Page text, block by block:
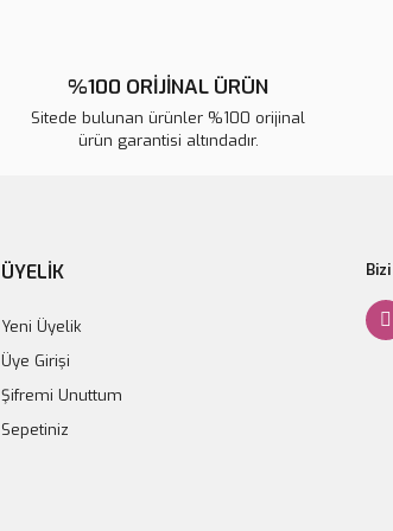
%100 ORİJİNAL ÜRÜN
Sitede bulunan ürünler %100 orijinal
ürün garantisi altındadır.
ÜYELİK
Yeni Üyelik
Üye Girişi
Şifremi Unuttum
Sepetiniz